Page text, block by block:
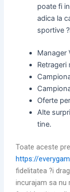
poate fi
adica la
sportive
Manager
Retrageri
Oferte
Alte
tine.
Toate aceste
https://
fidelitatea ?i
incurajam sa nu